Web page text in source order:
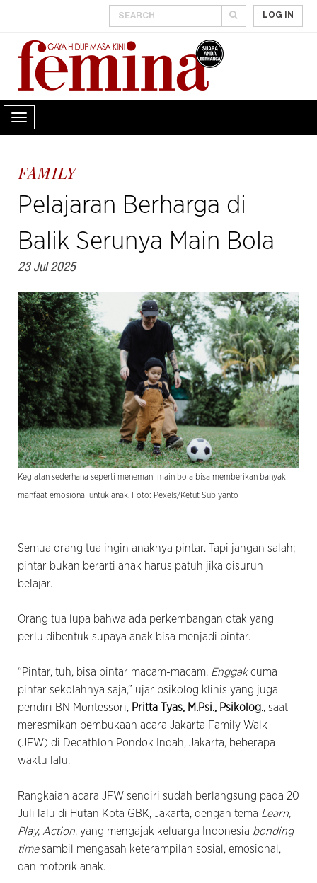
LOG IN
FAMILY
Pelajaran Berharga di
Balik Serunya Main Bola
23 Jul 2025
Kegiatan sederhana seperti menemani main bola bisa memberikan banyak
manfaat emosional untuk anak. Foto: Pexels/Ketut Subiyanto
Semua orang tua ingin anaknya pintar. Tapi jangan salah;
pintar bukan berarti anak harus patuh jika disuruh
belajar.
Orang tua lupa bahwa ada perkembangan otak yang
perlu dibentuk supaya anak bisa menjadi pintar.
“Pintar, tuh, bisa pintar macam-macam. Enggakcuma
pintar sekolahnya saja,” ujar psikolog klinis yang juga
pendiri BN Montessori, Pritta Tyas, M.Psi., Psikolog., saat
meresmikan pembukaan acara Jakarta Family Walk
(JFW) di Decathlon Pondok Indah, Jakarta, beberapa
waktu lalu.
Rangkaian acara JFW sendiri sudah berlangsung pada 20
Juli lalu di Hutan Kota GBK, Jakarta, dengan tema Learn,
Play, Action, yang mengajak keluarga Indonesia bonding
timesambil mengasah keterampilan sosial, emosional,
dan motorik anak.